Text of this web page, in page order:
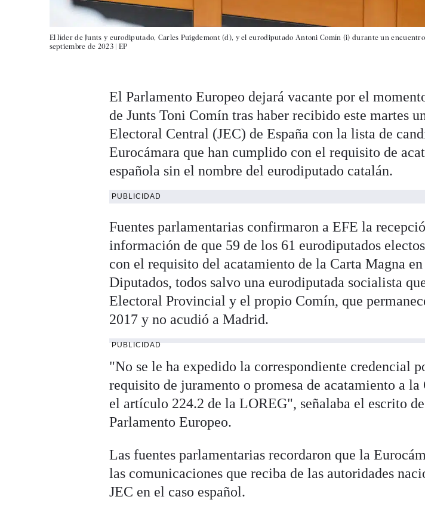
El líder de Junts y eurodiputado, Carles Puigdemont (d), y el eurodiputado Antoni Comín (i) durante un
septiembre de 2023 | EP
El Parlamento Europeo dejará vacante por el
de Junts Toni Comín tras haber recibido este martes
Electoral Central (JEC) de España con la lista de
Eurocámara que han cumplido con el requisito de
española sin el nombre del eurodiputado catalán.
PUBLICIDAD
Fuentes parlamentarias confirmaron a EFE la
información de que 59 de los 61 eurodiputados
con el requisito del acatamiento de la Carta Magna
Diputados, todos salvo una eurodiputada socialista
Electoral Provincial y el propio Comín, que
2017 y no acudió a Madrid.
PUBLICIDAD
"No se le ha expedido la correspondiente credencial
requisito de juramento o promesa de acatamiento a
el artículo 224.2 de la LOREG", señalaba el escrito
Parlamento Europeo.
Las fuentes parlamentarias recordaron que la
las comunicaciones que reciba de las autoridades
JEC en el caso español.